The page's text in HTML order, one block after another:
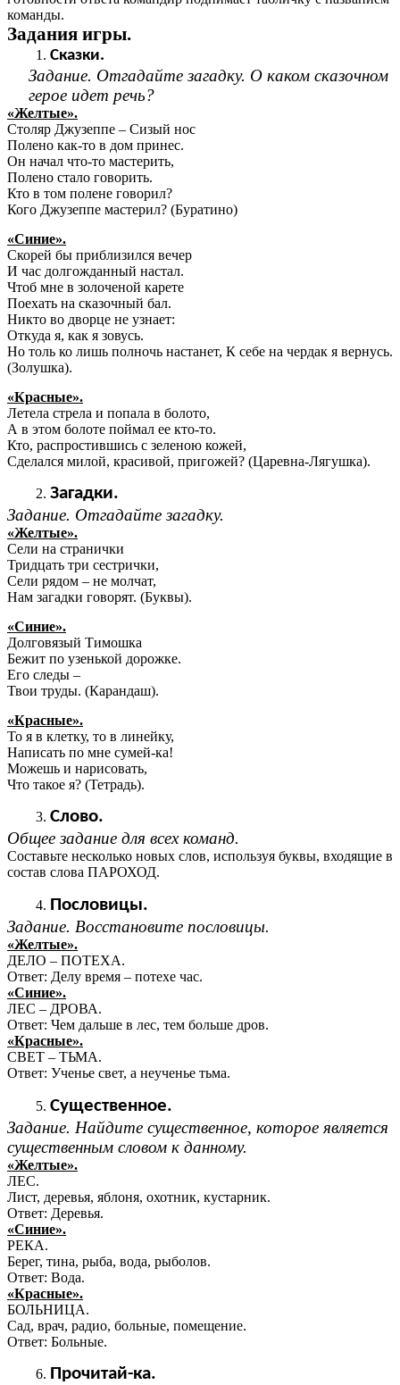
команды.
Задания игры.
Сказки.
Задание. Отгадайте загадку. О каком сказочном
герое идет речь?
«Желтые».
Столяр Джузеппе – Сизый нос
Полено как-то в дом принес.
Он начал что-то мастерить,
Полено стало говорить.
Кто в том полене говорил?
Кого Джузеппе мастерил? (Буратино)
«Синие».
Скорей бы приблизился вечер
И час долгожданный настал.
Чтоб мне в золоченой карете
Поехать на сказочный бал.
Никто во дворце не узнает:
Откуда я, как я зовусь.
Но толь ко лишь полночь настанет, К себе на чердак я вернусь.
(Золушка).
«Красные».
Летела стрела и попала в болото,
А в этом болоте поймал ее кто-то.
Кто, распростившись с зеленою кожей,
Сделался милой, красивой, пригожей? (Царевна-Лягушка).
Загадки.
Задание. Отгадайте загадку.
«Желтые».
Сели на странички
Тридцать три сестрички,
Сели рядом – не молчат,
Нам загадки говорят. (Буквы).
«Синие».
Долговязый Тимошка
Бежит по узенькой дорожке.
Его следы –
Твои труды. (Карандаш).
«Красные».
То я в клетку, то в линейку,
Написать по мне сумей-ка!
Можешь и нарисовать,
Что такое я? (Тетрадь).
Слово.
Общее задание для всех команд.
Составьте несколько новых слов, используя буквы, входящие в
состав слова ПАРОХОД.
Пословицы.
Задание. Восстановите пословицы.
«Желтые».
ДЕЛО – ПОТЕХА.
Ответ: Делу время – потехе час.
«Синие».
ЛЕС – ДРОВА.
Ответ: Чем дальше в лес, тем больше дров.
«Красные».
СВЕТ – ТЬМА.
Ответ: Ученье свет, а неученье тьма.
Существенное.
Задание. Найдите существенное, которое является
существенным словом к данному.
«Желтые».
ЛЕС.
Лист, деревья, яблоня, охотник, кустарник.
Ответ: Деревья.
«Синие».
РЕКА.
Берег, тина, рыба, вода, рыболов.
Ответ: Вода.
«Красные».
БОЛЬНИЦА.
Сад, врач, радио, больные, помещение.
Ответ: Больные.
Прочитай-ка.